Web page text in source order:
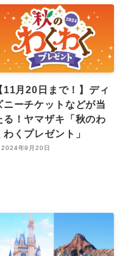
11月20日まで！】ディ
ニーチケットなどが当
る！ヤマザキ「秋のわ
わくプレゼント」
2024年9月20日